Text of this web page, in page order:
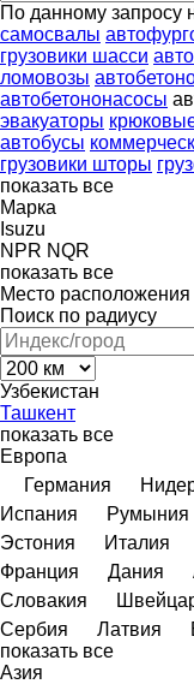
По данному запросу
самосвалы
грузовики шасси
ломовозы
автобетононасосы
эвакуаторы
автобусы
грузовики шторы
показать все
Марка
Isuzu
NPR NQR
показать все
Место расположения
Поиск по радиусу
Узбекистан
Ташкент
показать все
Европа
Германия
Испания
Румыния
Эстония
Италия
Франция
Дания
Словакия
Сербия
Латвия
показать все
Азия